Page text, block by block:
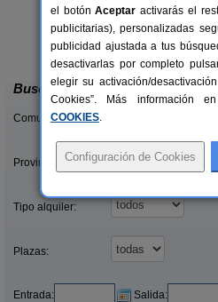
La Morera de
Villanueva de Carazo
Buscar
Comunidades:
Provincias/Islas:
Tipo alquiler:
Plazas:
Entrada: Salida:
el botónAceptar activarás el
publicitarias), personalizadas
publicidad ajustada a tus
desactivarlas por completo
elegir su activación/
Cookies”. Más información
COOKIES.